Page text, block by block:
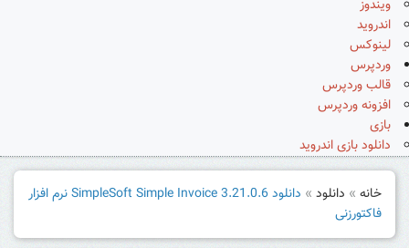
ویندوز
اندروید
لینوکس
وردپرس
قالب وردپرس
افزونه وردپرس
بازی
دانلود بازی اندروید
خانه » دانلود »
دانلود SimpleSoft Simple Invoice 3.21.0.6 نرم افزار
فاکتورزنی